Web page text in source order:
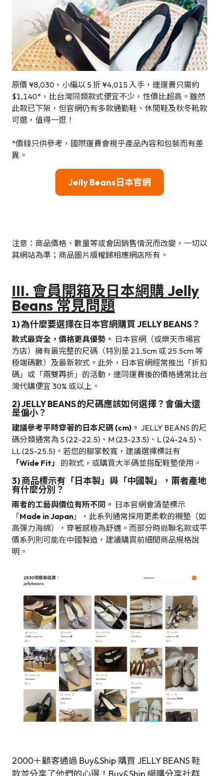
原價 ¥8,030，小編以 5 折 ¥4,015 入手，連運費只需約
$1,140*，比台灣同類款式便宜不少，性價比超高。雖然
此款已下架，但官網仍有多款通勤鞋、休閒鞋及秋冬靴款
可選，值得一逛！
*價錢只供參考，國際運費會視乎產品內容和包裝而有差
異。
Jelly Beans日本官網
注意：商品價格、數量等或會因銷售情況而改變，一切以
其網站為準；商品圖片版權歸相應網店所有。
III. 會員開箱及日本網購 Jelly
Beans 常見問題
1) 為什麼要選擇在日本官網購買 JELLY BEANS？
款式最齊全，價格更具優勢。 日本官網（或樂天市場官
方店）擁有最完整的尺碼（特別是 21.5cm 或 25.5cm 等
極端碼數）及最新款式。此外，日本官網經常推出「折扣
碼」或「兩雙再折」的活動，連同運費後的價格通常比台
灣代購便宜 30% 或以上。
2) JELLY BEANS 的尺碼應該如何選擇？會偏大還
是偏小？
建議參考平時穿著的日本尺碼 (cm)。 JELLY BEANS 的尺
碼分類通常為 S (22-22.5)、M (23-23.5)、L (24-24.5)、
LL (25-25.5)。若您的腳掌較寬，建議選擇標註有
「Wide Fit」
的款式，或購買大半碼並搭配鞋墊使用。
3) 商品標示有「日本製」與「中國製」，兩者產地
有什麼分別？
兩者的工藝與價位有所不同。 日本官網會清楚標示
「Made in Japan 」，此系列通常採用更柔軟的襯墊（如
高彈力海綿），穿著感極為舒適。而部分時尚聯名款或平
價系列則可能在中國製造，建議購買前細閱商品規格說
明。
2000＋顧客通過 Buy&Ship 購買 JELLY BEANS 鞋